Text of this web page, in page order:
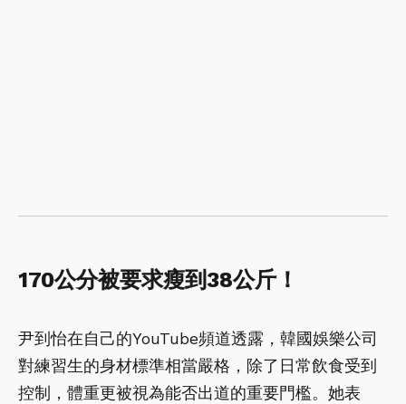
170公分被要求瘦到38公斤！
尹到怡在自己的YouTube頻道透露，韓國娛樂公司
對練習生的身材標準相當嚴格，除了日常飲食受到
控制，體重更被視為能否出道的重要門檻。她表